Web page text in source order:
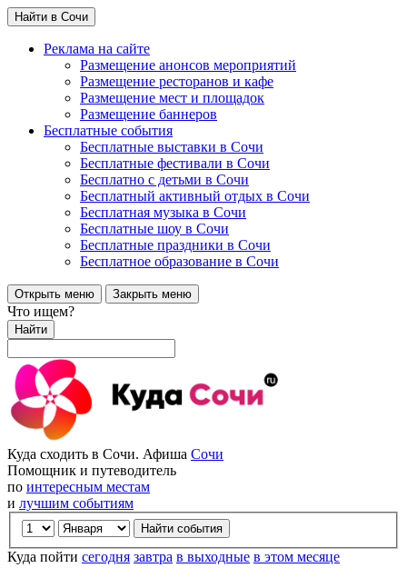
Найти в Сочи
Реклама на сайте
Размещение анонсов мероприятий
Размещение ресторанов и кафе
Размещение мест и площадок
Размещение баннеров
Бесплатные события
Бесплатные выставки в Сочи
Бесплатные фестивали в Сочи
Бесплатно с детьми в Сочи
Бесплатный активный отдых в Сочи
Бесплатная музыка в Сочи
Бесплатные шоу в Сочи
Бесплатные праздники в Сочи
Бесплатное образование в Сочи
Открыть меню Закрыть меню
Что ищем?
Найти
Куда сходить в Сочи. Афиша Сочи
Помощник и путеводитель
по интересным местам
и лучшим событиям
Куда пойти сегодня завтра в выходные в этом месяце